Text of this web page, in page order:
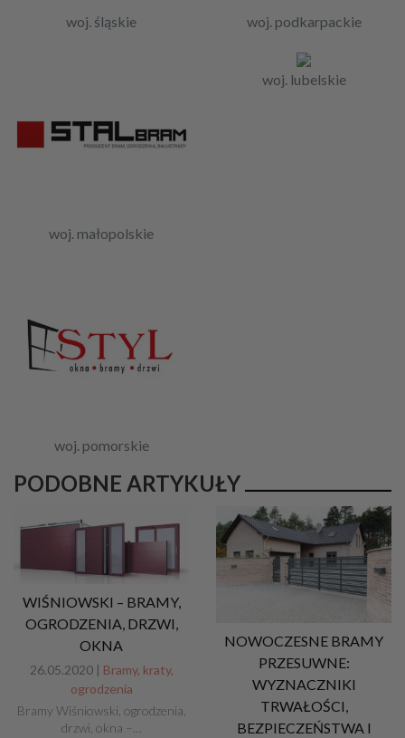
woj. śląskie woj. podkarpackie
woj. małopolskie
woj. lubelskie
woj. pomorskie
PODOBNE ARTYKUŁY
WIŚNIOWSKI – BRAMY,
OGRODZENIA, DRZWI,
OKNA
26.05.2020 | Bramy, kraty,
ogrodzenia
Bramy Wiśniowski, ogrodzenia,
drzwi, okna –…
NOWOCZESNE BRAMY
PRZESUWNE:
WYZNACZNIKI
TRWAŁOŚCI,
BEZPIECZEŃSTWA I